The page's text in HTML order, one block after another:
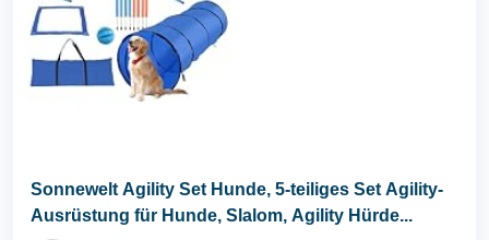
Sonnewelt Agility Set Hunde, 5-teiliges Set Agility-
Ausrüstung für Hunde, Slalom, Agility Hürde...